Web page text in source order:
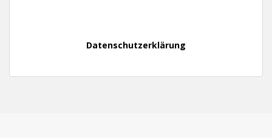
Datenschutzerklärung